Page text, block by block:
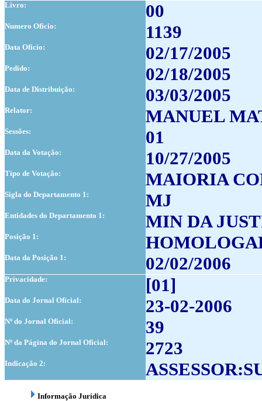
Livro: 00
Numero Oficio: 1139
Data Oficio: 02/17/2005
Pedido: 02/18/2005
Data de Distribuição: 03/03/2005
Relator: MANUEL
Sessões: 01
Data da Votação: 10/27/2005
Tipo de Votação: MAIORIA
Sigla do Departamento 1: MJ
Entidades do Departamento 1: MIN DA
Posição 1:
Data da Posição 1: 02/02/2006
Privacidade: [01]
Data do Jornal Oficial: 23-02-2006
Nº do Jornal Oficial: 39
Nº da Página do Jornal Oficial: 2723
Indicação 2:
Informação Jurídica